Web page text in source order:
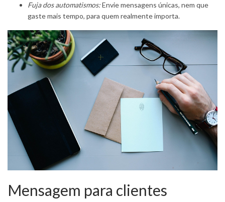
Fuja dos automatismos:Envie mensagens únicas, nem que
gaste mais tempo, para quem realmente importa.
Mensagem para clientes